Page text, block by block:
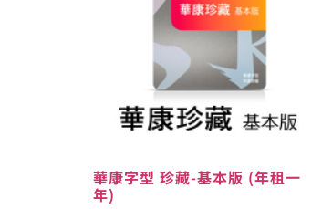
華康字型 珍藏-基本版 (年租一
年)